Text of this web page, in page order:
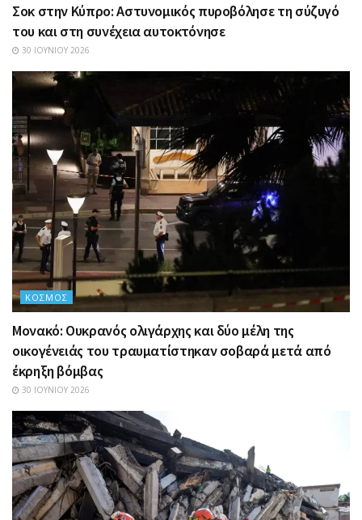
Σοκ στην Κύπρο: Αστυνομικός πυροβόλησε τη σύζυγό
του και στη συνέχεια αυτοκτόνησε
30 ΙΟΥΝΊΟΥ 2026
ΚΌΣΜΟΣ
Μονακό: Ουκρανός ολιγάρχης και δύο μέλη της
οικογένειάς του τραυματίστηκαν σοβαρά μετά από
έκρηξη βόμβας
30 ΙΟΥΝΊΟΥ 2026